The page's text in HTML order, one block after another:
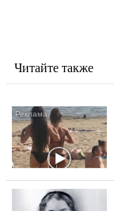
Читайте также